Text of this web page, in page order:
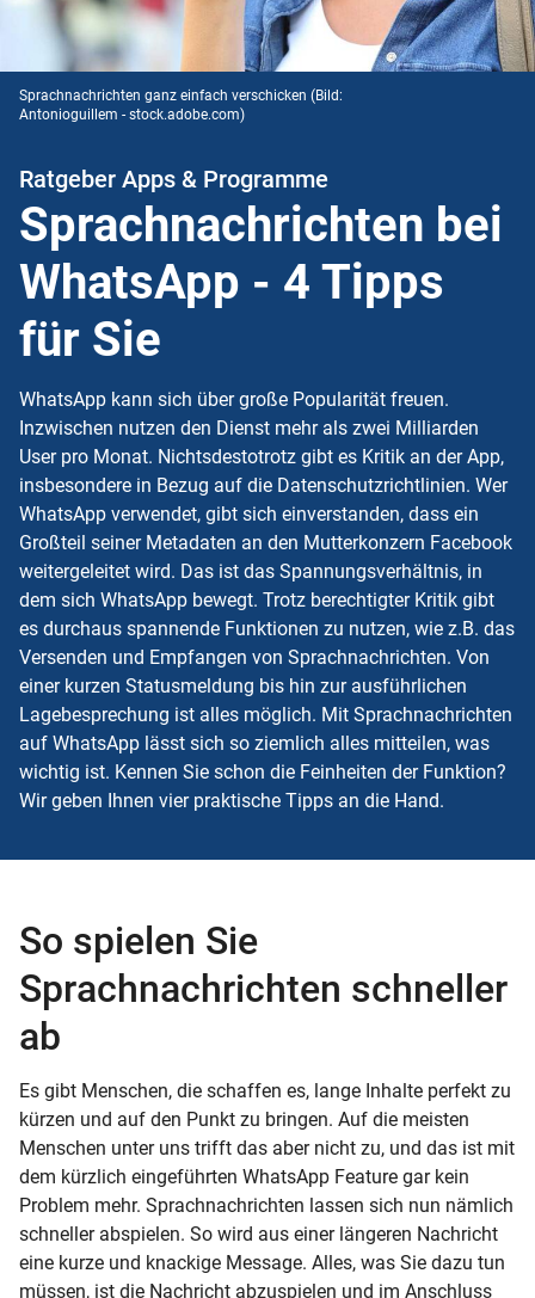
Sprachnachrichten ganz einfach verschicken (Bild:
Antonioguillem - stock.adobe.com)
Ratgeber Apps & Programme
Sprachnachrichten bei
WhatsApp - 4 Tipps
für Sie
WhatsApp kann sich über große Popularität freuen.
Inzwischen nutzen den Dienst mehr als zwei Milliarden
User pro Monat. Nichtsdestotrotz gibt es Kritik an der App,
insbesondere in Bezug auf die Datenschutzrichtlinien. Wer
WhatsApp verwendet, gibt sich einverstanden, dass ein
Großteil seiner Metadaten an den Mutterkonzern Facebook
weitergeleitet wird. Das ist das Spannungsverhältnis, in
dem sich WhatsApp bewegt. Trotz berechtigter Kritik gibt
es durchaus spannende Funktionen zu nutzen, wie z.B. das
Versenden und Empfangen von Sprachnachrichten. Von
einer kurzen Statusmeldung bis hin zur ausführlichen
Lagebesprechung ist alles möglich. Mit Sprachnachrichten
auf WhatsApp lässt sich so ziemlich alles mitteilen, was
wichtig ist. Kennen Sie schon die Feinheiten der Funktion?
Wir geben Ihnen vier praktische Tipps an die Hand.
So spielen Sie
Sprachnachrichten schneller
ab
Es gibt Menschen, die schaffen es, lange Inhalte perfekt zu
kürzen und auf den Punkt zu bringen. Auf die meisten
Menschen unter uns trifft das aber nicht zu, und das ist mit
dem kürzlich eingeführten WhatsApp Feature gar kein
Problem mehr. Sprachnachrichten lassen sich nun nämlich
schneller abspielen. So wird aus einer längeren Nachricht
eine kurze und knackige Message. Alles, was Sie dazu tun
müssen, ist die Nachricht abzuspielen und im Anschluss